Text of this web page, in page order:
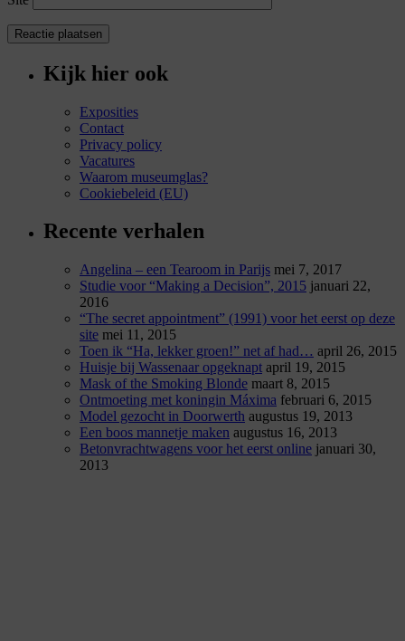
Kijk hier ook
Exposities
Contact
Privacy policy
Vacatures
Waarom museumglas?
Cookiebeleid (EU)
Recente verhalen
Angelina – een Tearoom in Parijs mei 7, 2017
Studie voor “Making a Decision”, 2015 januari 22,
2016
“The secret appointment” (1991) voor het eerst op deze
site mei 11, 2015
Toen ik “Ha, lekker groen!” net af had… april 26, 2015
Huisje bij Wassenaar opgeknapt april 19, 2015
Mask of the Smoking Blonde maart 8, 2015
Ontmoeting met koningin Máxima februari 6, 2015
Model gezocht in Doorwerth augustus 19, 2013
Een boos mannetje maken augustus 16, 2013
Betonvrachtwagens voor het eerst online januari 30,
2013